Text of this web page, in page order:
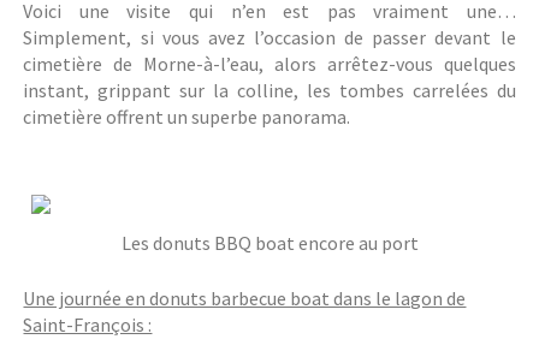
Voici une visite qui n’en est pas vraiment une…
Simplement, si vous avez l’occasion de passer devant le
cimetière de Morne-à-l’eau, alors arrêtez-vous quelques
instant, grippant sur la colline, les tombes carrelées du
cimetière offrent un superbe panorama.
Les donuts BBQ boat encore au port
Une journée en donuts barbecue boat dans le lagon de
Saint-François :